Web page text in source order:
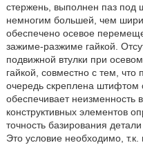
стержень, выполнен паз
немногим большей, чем
обеспечено осевое
зажиме-разжиме гайкой.
подвижной втулки при
гайкой, совместно с тем, что
очередь скреплена штифтом
обеспечивает неизменность
конструктивных элементов
точность базирования
Это условие необходимо,